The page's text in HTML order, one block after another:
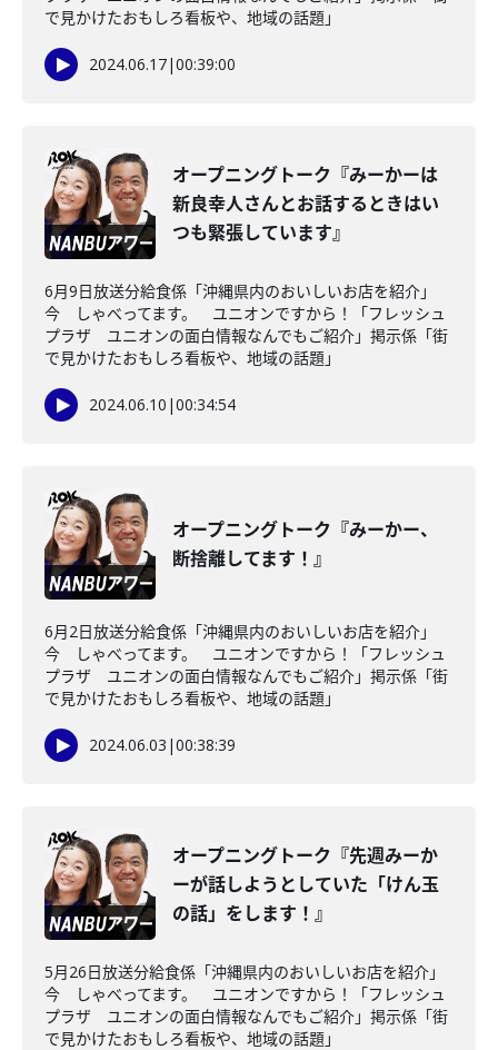
で見かけたおもしろ看板や、地域の話題」
2024.06.17|00:39:00
オープニングトーク『みーかーは
新良幸人さんとお話するときはい
つも緊張しています』
6月9日放送分給食係「沖縄県内のおいしいお店を紹介」
今 しゃべってます。 ユニオンですから！「フレッシュ
プラザ ユニオンの面白情報なんでもご紹介」掲示係「街
で見かけたおもしろ看板や、地域の話題」
2024.06.10 |00:34:54
オープニングトーク『みーかー、
断捨離してます！』
6月2日放送分給食係「沖縄県内のおいしいお店を紹介」
今 しゃべってます。 ユニオンですから！「フレッシュ
プラザ ユニオンの面白情報なんでもご紹介」掲示係「街
で見かけたおもしろ看板や、地域の話題」
2024.06.03 |00:38:39
オープニングトーク『先週みーか
ーが話しようとしていた「けん玉
の話」をします！』
5月26日放送分給食係「沖縄県内のおいしいお店を紹介」
今 しゃべってます。 ユニオンですから！「フレッシュ
プラザ ユニオンの面白情報なんでもご紹介」掲示係「街
で見かけたおもしろ看板や、地域の話題」